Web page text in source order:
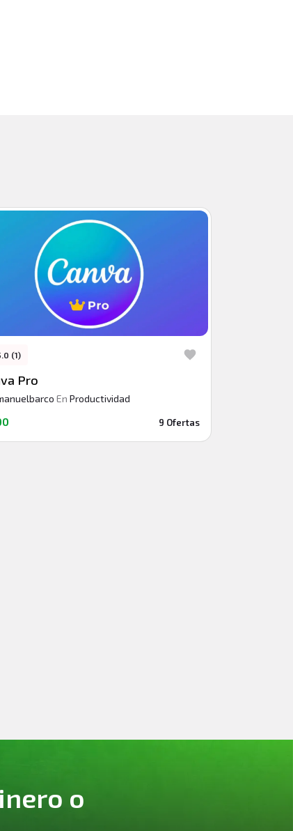
(1)
Pro
En Productividad
9 Ofertas
o